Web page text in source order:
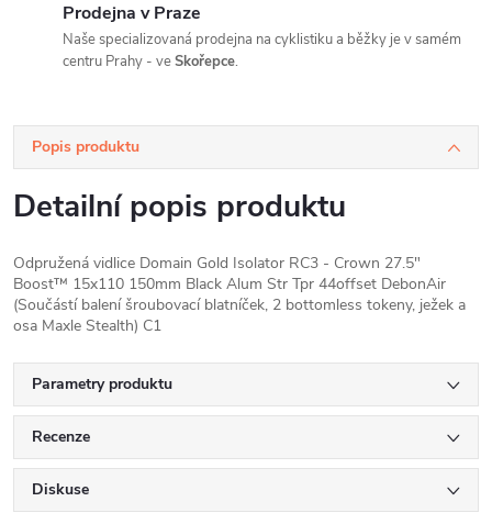
Prodejna v Praze
Naše specializovaná prodejna na cyklistiku a běžky je v samém
centru Prahy - veSkořepce.
Popis produktu
Detailní popis produktu
Odpružená vidlice Domain Gold Isolator RC3 - Crown 27.5"
Boost™ 15x110 150mm Black Alum Str Tpr 44offset DebonAir
(Součástí balení šroubovací blatníček, 2 bottomless tokeny, ježek a
osa Maxle Stealth) C1
Parametry produktu
Recenze
Diskuse